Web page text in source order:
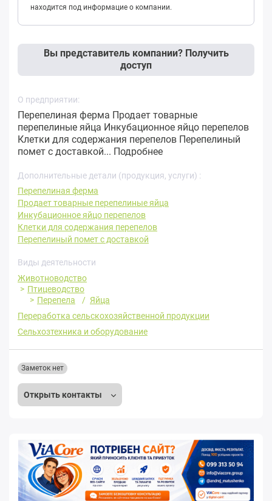
находится под информацие о компании.
Вы представитель компании? Получить
доступ
О предприятии:
Перепелиная ферма Продает товарные
перепелиные яйца Инкубационное яйцо перепелов
Клетки для содержания перепелов Перепелиный
помет с доставкой... Подробнее
Дополнительные детали (продукция, услуги) :
Перепелиная ферма
Продает товарные перепелиные яйца
Инкубационное яйцо перепелов
Клетки для содержания перепелов
Перепелиный помет с доставкой
Виды деятельности
Животноводство
Птицеводство
Перепела
Яйца
Переработка сельскохозяйственной продукции
Сельхозтехника и оборудование
Открыть контакты
Заметок нет